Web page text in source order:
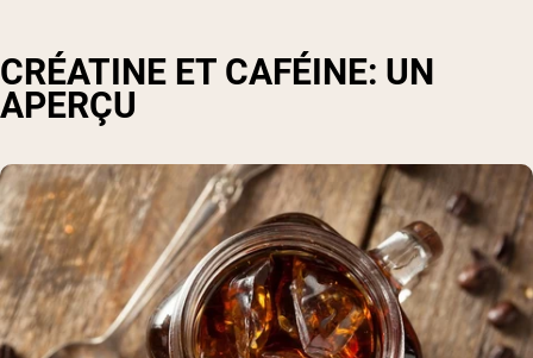
CRÉATINE ET CAFÉINE: UN
APERÇU